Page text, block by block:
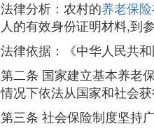
法律分析：农村的养老保险
人的有效身份证明材料,到
法律依据：《中华人民共和
第二条 国家建立基本养老
情况下依法从国家和社会获
第三条 社会保险制度坚持